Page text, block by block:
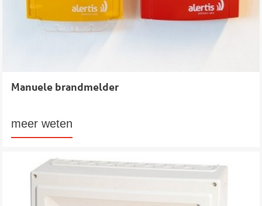
Manuele brandmelder
meer weten